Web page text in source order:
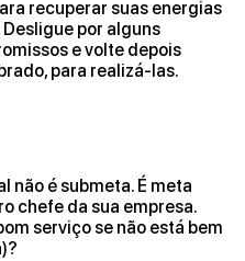
recuperar suas energias
por alguns
e volte depois
para realizá-las.
não é submeta. É meta
chefe da sua empresa.
serviço se não está bem